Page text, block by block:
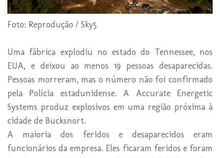
Foto: Reprodução / Sky5
Uma fábrica explodiu no estado do Tennessee, nos
EUA, e deixou ao menos 19 pessoas desaparecidas.
Pessoas morreram, mas o número não foi confirmado
pela Polícia estadunidense. A Accurate Energetic
Systems produz explosivos em uma região próxima à
cidade de Bucksnort.
A maioria dos feridos e desaparecidos eram
funcionários da empresa. Eles ficaram feridos e foram